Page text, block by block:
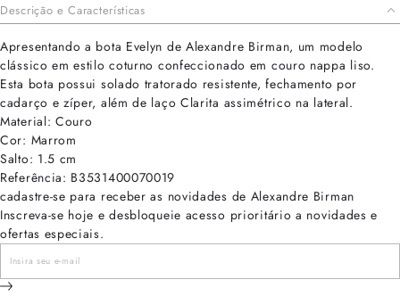
Descrição e Características
Apresentando a bota Evelyn de Alexandre Birman, um modelo
clássico em estilo coturno confeccionado em couro nappa liso.
Esta bota possui solado tratorado resistente, fechamento por
cadarço e zíper, além de laço Clarita assimétrico na lateral.
Material: Couro
Cor: Marrom
Salto: 1.5 cm
Referência: B3531400070019
cadastre-se para receber as novidades de Alexandre Birman
Inscreva-se hoje e desbloqueie acesso prioritário a novidades e
ofertas especiais.